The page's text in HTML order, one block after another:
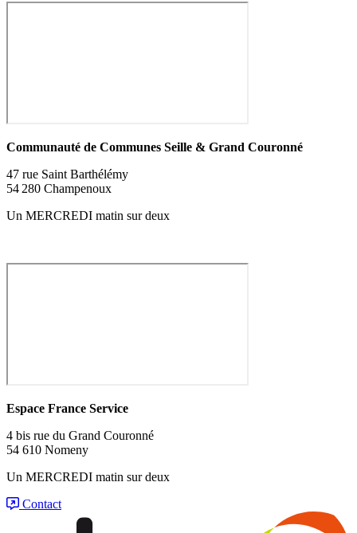
Communauté de Communes Seille & Grand Couronné
47 rue Saint Barthélémy
54 280 Champenoux
Un MERCREDI matin sur deux
Espace France Service
4 bis rue du Grand Couronné
54 610 Nomeny
Un MERCREDI matin sur deux
Contact